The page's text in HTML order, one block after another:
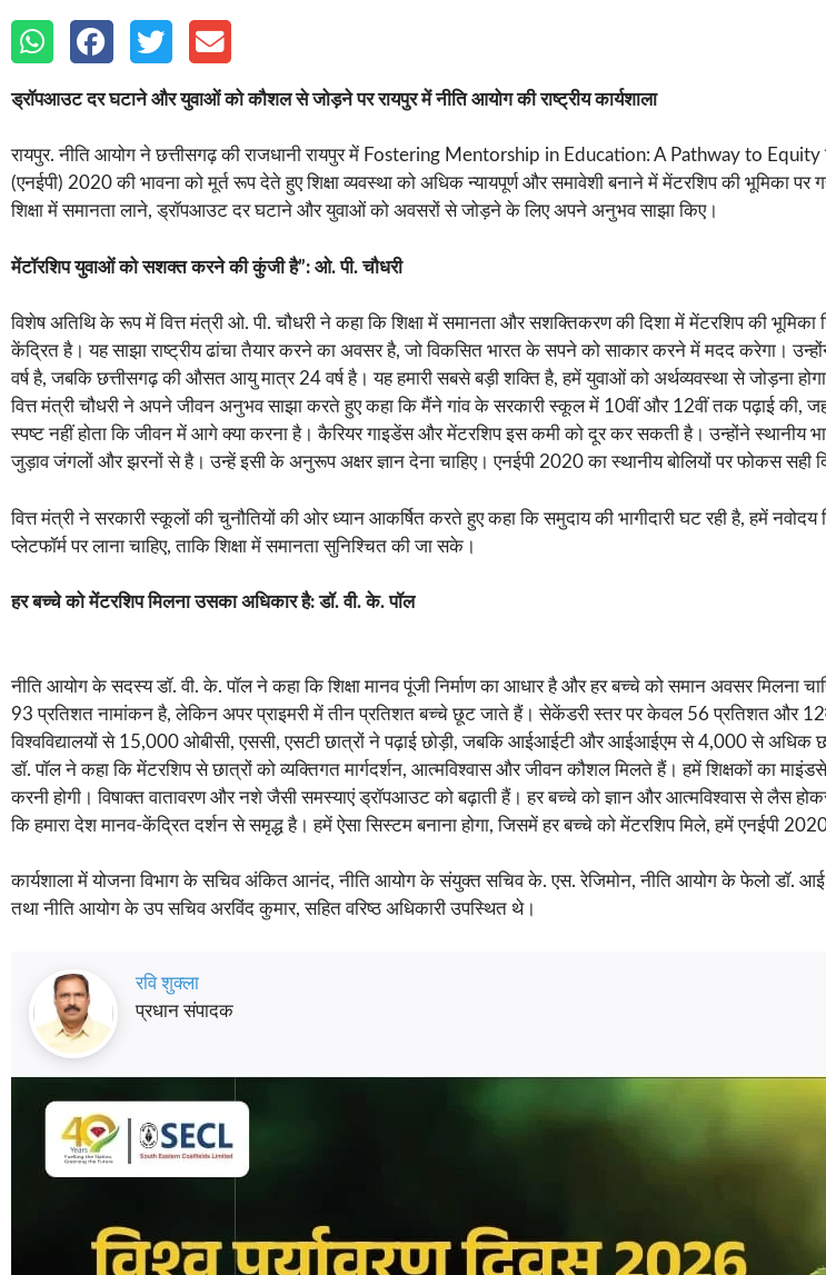
ड्रॉपआउट दर घटाने और युवाओं को कौशल से जोड़ने पर रायपुर में नीति आयोग की राष्ट्रीय कार्यशाला
रायपुर. नीति आयोग ने छत्तीसगढ़ की राजधानी रायपुर में Fostering Mentorship in Education: A Pathway to Equity विषय
(एनईपी) 2020 की भावना को मूर्त रूप देते हुए शिक्षा व्यवस्था को अधिक न्यायपूर्ण और समावेशी बनाने में मेंटरशिप की भूमिका पर
शिक्षा में समानता लाने, ड्रॉपआउट दर घटाने और युवाओं को अवसरों से जोड़ने के लिए अपने अनुभव साझा किए।
मेंटॉरशिप युवाओं को सशक्त करने की कुंजी है”: ओ. पी. चौधरी
विशेष अतिथि के रूप में वित्त मंत्री ओ. पी. चौधरी ने कहा कि शिक्षा में समानता और सशक्तिकरण की दिशा में मेंटरशिप की भूमिका
केंद्रित है। यह साझा राष्ट्रीय ढांचा तैयार करने का अवसर है, जो विकसित भारत के सपने को साकार करने में मदद करेगा।
वर्ष है, जबकि छत्तीसगढ़ की औसत आयु मात्र 24 वर्ष है। यह हमारी सबसे बड़ी शक्ति है, हमें युवाओं को अर्थव्यवस्था से जोड़ना
वित्त मंत्री चौधरी ने अपने जीवन अनुभव साझा करते हुए कहा कि मैंने गांव के सरकारी स्कूल में 10वीं और 12वीं तक पढ़ाई की,
स्पष्ट नहीं होता कि जीवन में आगे क्या करना है। कैरियर गाइडेंस और मेंटरशिप इस कमी को दूर कर सकती है। उन्होंने स्थानीय
जुड़ाव जंगलों और झरनों से है। उन्हें इसी के अनुरूप अक्षर ज्ञान देना चाहिए। एनईपी 2020 का स्थानीय बोलियों पर फोकस सही
वित्त मंत्री ने सरकारी स्कूलों की चुनौतियों की ओर ध्यान आकर्षित करते हुए कहा कि समुदाय की भागीदारी घट रही है, हमें
प्लेटफॉर्म पर लाना चाहिए, ताकि शिक्षा में समानता सुनिश्चित की जा सके।
हर बच्चे को मेंटरशिप मिलना उसका अधिकार है: डॉ. वी. के. पॉल
नीति आयोग के सदस्य डॉ. वी. के. पॉल ने कहा कि शिक्षा मानव पूंजी निर्माण का आधार है और हर बच्चे को समान अवसर मिलना
93 प्रतिशत नामांकन है, लेकिन अपर प्राइमरी में तीन प्रतिशत बच्चे छूट जाते हैं। सेकेंडरी स्तर पर केवल 56 प्रतिशत और
विश्वविद्यालयों से 15,000 ओबीसी, एससी, एसटी छात्रों ने पढ़ाई छोड़ी, जबकि आईआईटी और आईआईएम से 4,000 से अधिक छात्र
डॉ. पॉल ने कहा कि मेंटरशिप से छात्रों को व्यक्तिगत मार्गदर्शन, आत्मविश्वास और जीवन कौशल मिलते हैं। हमें शिक्षकों का
करनी होगी। विषाक्त वातावरण और नशे जैसी समस्याएं ड्रॉपआउट को बढ़ाती हैं। हर बच्चे को ज्ञान और आत्मविश्वास से लैस
कि हमारा देश मानव-केंद्रित दर्शन से समृद्ध है। हमें ऐसा सिस्टम बनाना होगा, जिसमें हर बच्चे को मेंटरशिप मिले, हमें एनईपी 2020
कार्यशाला में योजना विभाग के सचिव अंकित आनंद, नीति आयोग के संयुक्त सचिव के. एस. रेजिमोन, नीति आयोग के फेलो डॉ. आई.
तथा नीति आयोग के उप सचिव अरविंद कुमार, सहित वरिष्ठ अधिकारी उपस्थित थे।
रवि शुक्ला
प्रधान संपादक